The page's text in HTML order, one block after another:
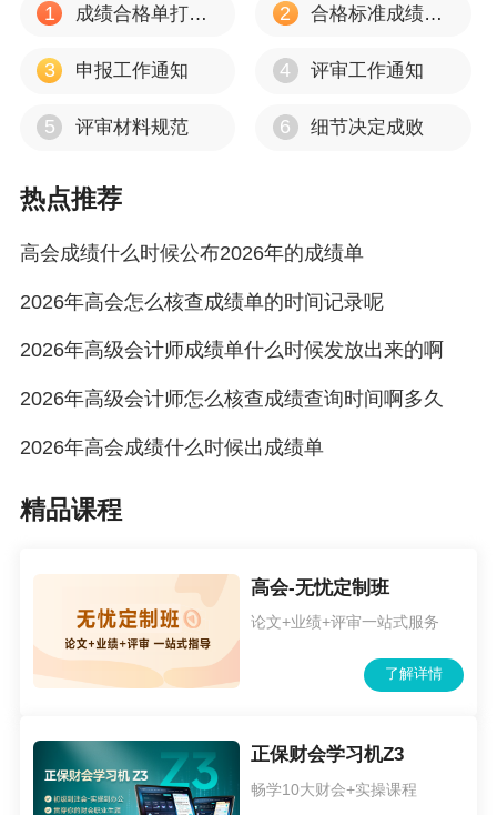
1 成绩合格单打印流程 2 合格标准成绩有效期
3 申报工作通知 4 评审工作通知
5 评审材料规范 6 细节决定成败
热点推荐
高会成绩什么时候公布2026年的成绩单
2026年高会怎么核查成绩单的时间记录呢
2026年高级会计师成绩单什么时候发放出来的啊
2026年高级会计师怎么核查成绩查询时间啊多久
2026年高会成绩什么时候出成绩单
精品课程
高会-无忧定制班
论文+业绩+评审一站式服务
了解详情
正保财会学习机Z3
畅学10大财会+实操课程